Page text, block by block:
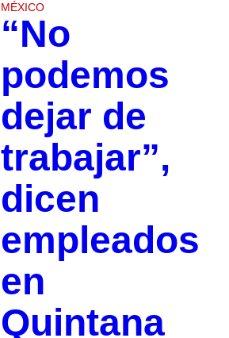
MÉXICO
“No
podemos
dejar de
trabajar”,
dicen
empleados
en
Quintana